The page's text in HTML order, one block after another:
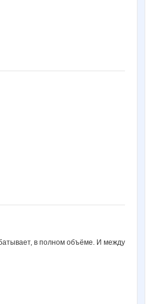
в полном объёме. И между